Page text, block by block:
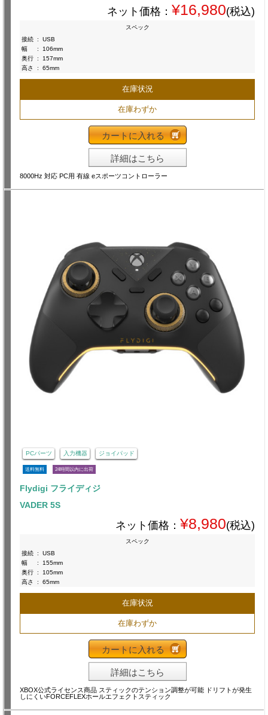
ネット価格： ¥16,980(税込)
スペック
接続 :
USB
幅
:
106mm
奥行 :
157mm
高さ
: 65mm
在庫状況
在庫わずか
カートに入れる
詳細はこちら
8000Hz 対応 PC用 有線 eスポーツコントローラー
PCパーツ 入力機器 ジョイパッド
送料無料 24時間以内に出荷
Flydigi フライディジ
VADER 5S
ネット価格： ¥8,980(税込)
スペック
接続 :
USB
幅
:
155mm
奥行 :
105mm
高さ
: 65mm
在庫状況
在庫わずか
カートに入れる
詳細はこちら
XBOX公式ライセンス商品 スティックのテンション調整が可能 ドリフトが発生
しにくいFORCEFLEXホールエフェクトスティック